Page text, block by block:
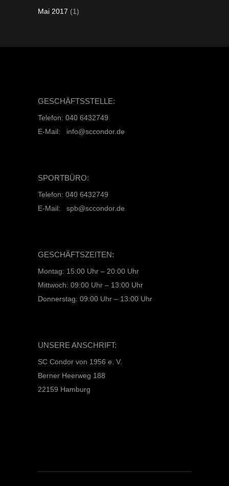
Mai 2017 (1)
GESCHÄFTSSTELLE:
Telefon: 040 6432749
E-Mail: info@sccondor.de
SPORTBÜRO:
Telefon: 040 6432749
E-Mail: spb@sccondor.de
GESCHÄFTSZEITEN:
Montag: 15:00 Uhr – 20:00 Uhr
Mittwoch: 09:00 Uhr – 13:00 Uhr
Donnerstag: 09:00 Uhr – 13:00 Uhr
UNSERE ANSCHRIFT:
SC Condor von 1956 e. V.
Berner Heerweg 188
22159 Hamburg